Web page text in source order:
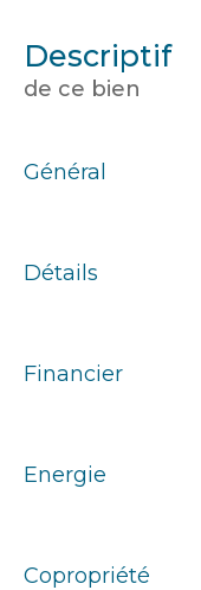
descriptif
de ce bien
Général
Détails
Financier
Energie
Copropriété